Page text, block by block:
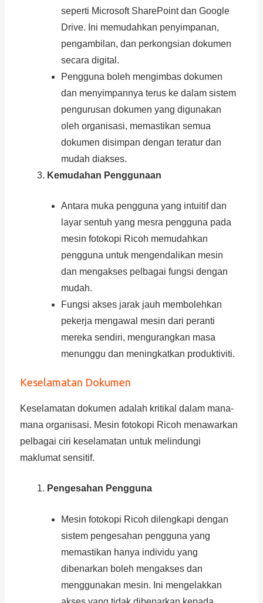
seperti Microsoft SharePoint dan Google
Drive. Ini memudahkan penyimpanan,
pengambilan, dan perkongsian dokumen
secara digital.
Pengguna boleh mengimbas dokumen
dan menyimpannya terus ke dalam sistem
pengurusan dokumen yang digunakan
oleh organisasi, memastikan semua
dokumen disimpan dengan teratur dan
mudah diakses.
Kemudahan Penggunaan
Antara muka pengguna yang intuitif dan
layar sentuh yang mesra pengguna pada
mesin fotokopi Ricoh memudahkan
pengguna untuk mengendalikan mesin
dan mengakses pelbagai fungsi dengan
mudah.
Fungsi akses jarak jauh membolehkan
pekerja mengawal mesin dari peranti
mereka sendiri, mengurangkan masa
menunggu dan meningkatkan produktiviti.
Keselamatan Dokumen
Keselamatan dokumen adalah kritikal dalam mana-
mana organisasi. Mesin fotokopi Ricoh menawarkan
pelbagai ciri keselamatan untuk melindungi
maklumat sensitif.
Pengesahan Pengguna
Mesin fotokopi Ricoh dilengkapi dengan
sistem pengesahan pengguna yang
memastikan hanya individu yang
dibenarkan boleh mengakses dan
menggunakan mesin. Ini mengelakkan